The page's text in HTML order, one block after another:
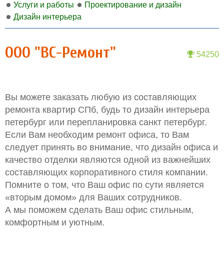
Услуги и работы
Проектирование и дизайн
Дизайн интерьера
54250
ООО "ВС-Ремонт"
Вы можете заказать любую из составляющих
ремонта квартир СПб, будь то дизайн интерьера
петербург или перепланировка санкт петербург.
Если Вам необходим ремонт офиса, то Вам
следует принять во внимание, что дизайн офиса и
качество отделки являются одной из важнейших
составляющих корпоративного стиля компании.
Помните о том, что Ваш офис по сути является
«вторым домом» для Ваших сотрудников.
А мы поможем сделать Ваш офис стильным,
комфортным и уютным.